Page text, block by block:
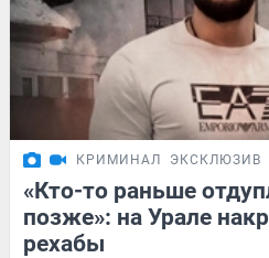
КРИМИНАЛ ЭКСКЛЮЗИВ
«Кто-то раньше
позже»: на Урале
рехабы